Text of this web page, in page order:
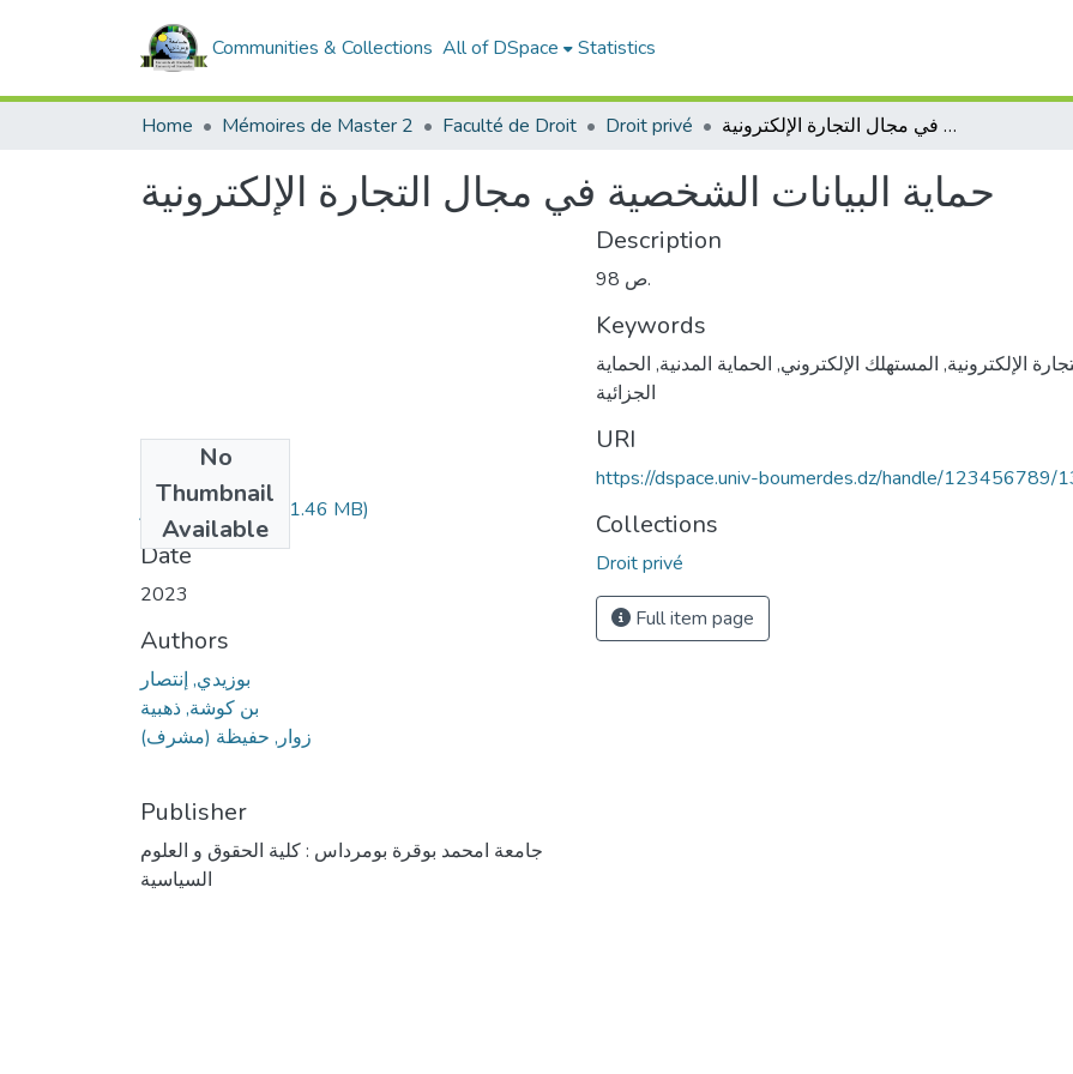
Communities & Collections All of DSpace Statistics
Home Mémoires de Master 2 Faculté de Droit Droit privé حماية البيانات الشخصية في مجال التجارة الإلكترونية
حماية البيانات الشخصية في مجال التجارة الإلكترونية
No
Thumbnail
Available
بوزيدي إنتصار.pdf (1.46 MB)
Date
2023
Authors
بوزيدي, إنتصار
بن كوشة, ذهبية
زوار, حفيظة (مشرف)
Publisher
جامعة امحمد بوقرة بومرداس : كلية الحقوق و العلوم
السياسية
Description
98 ص.
Keywords
الإلكترونية, المستهلك الإلكتروني, الحماية المدنية, الحماية
الجزائية
URI
https://dspace.univ-boumerdes.dz/handle/123456789/
Collections
Droit privé
Full item page